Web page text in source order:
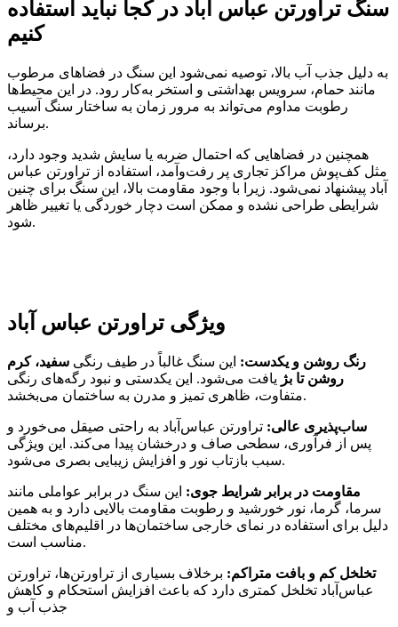
سنگ تراورتن عباس آباد در کجا نباید استفاده
کنیم
به دلیل جذب آب بالا، توصیه نمی‌شود این سنگ در فضاهای مرطوب
مانند حمام، سرویس بهداشتی و استخر به‌کار رود. در این محیط‌ها
رطوبت مداوم می‌تواند به مرور زمان به ساختار سنگ آسیب
برساند.
همچنین در فضاهایی که احتمال ضربه یا سایش شدید وجود دارد،
مثل کف‌پوش مراکز تجاری پر رفت‌وآمد، استفاده از تراورتن عباس
آباد پیشنهاد نمی‌شود. زیرا با وجود مقاومت بالا، این سنگ برای چنین
شرایطی طراحی نشده و ممکن است دچار خوردگی یا تغییر ظاهر
شود.
ویژگی تراورتن عباس آباد
رنگ روشن و یکدست: این سنگ غالباً در طیف رنگی سفید، کرم
روشن تا بژ یافت می‌شود. این یکدستی و نبود رگه‌های رنگی
متفاوت، ظاهری تمیز و مدرن به ساختمان می‌بخشد.
ساب‌پذیری عالی: تراورتن عباس‌آباد به راحتی صیقل می‌خورد و
پس از فرآوری، سطحی صاف و درخشان پیدا می‌کند. این ویژگی
سبب بازتاب نور و افزایش زیبایی بصری می‌شود.
مقاومت در برابر شرایط جوی: این سنگ در برابر عواملی مانند
سرما، گرما، نور خورشید و رطوبت مقاومت بالایی دارد و به همین
دلیل برای استفاده در نمای خارجی ساختمان‌ها در اقلیم‌های مختلف
مناسب است.
تخلخل کم و بافت متراکم: برخلاف بسیاری از تراورتن‌ها، تراورتن
عباس‌آباد تخلخل کمتری دارد که باعث افزایش استحکام و کاهش
جذب آب و